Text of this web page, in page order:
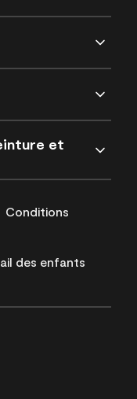
et
Conditions
des enfants